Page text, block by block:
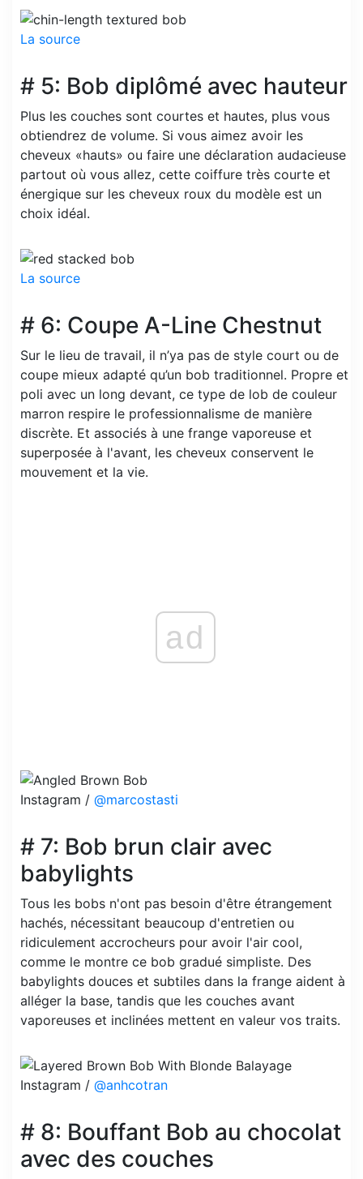
La source
# 5: Bob diplômé avec hauteur
Plus les couches sont courtes et hautes, plus vous
obtiendrez de volume. Si vous aimez avoir les
cheveux «hauts» ou faire une déclaration audacieuse
partout où vous allez, cette coiffure très courte et
énergique sur les cheveux roux du modèle est un
choix idéal.
La source
# 6: Coupe A-Line Chestnut
Sur le lieu de travail, il n’ya pas de style court ou de
coupe mieux adapté qu’un bob traditionnel. Propre et
poli avec un long devant, ce type de lob de couleur
marron respire le professionnalisme de manière
discrète. Et associés à une frange vaporeuse et
superposée à l'avant, les cheveux conservent le
mouvement et la vie.
ad
Instagram / @marcostasti
# 7: Bob brun clair avec
babylights
Tous les bobs n'ont pas besoin d'être étrangement
hachés, nécessitant beaucoup d'entretien ou
ridiculement accrocheurs pour avoir l'air cool,
comme le montre ce bob gradué simpliste. Des
babylights douces et subtiles dans la frange aident à
alléger la base, tandis que les couches avant
vaporeuses et inclinées mettent en valeur vos traits.
Instagram / @anhcotran
# 8: Bouffant Bob au chocolat
avec des couches